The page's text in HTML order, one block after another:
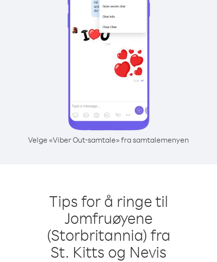
Velge «Viber Out-samtale» fra samtalemenyen
Tips for å ringe til
Jomfruøyene
(Storbritannia) fra
St. Kitts og Nevis